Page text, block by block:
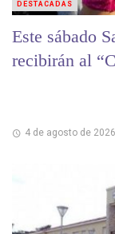
Este sábado
recibirán al
4 de agosto de 2026
DESTACADAS